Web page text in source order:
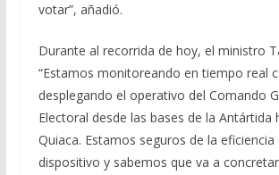
votar”, añadió.
Durante al recorrida de hoy, el ministro
“Estamos monitoreando en tiempo real
desplegando el operativo del Comando
Electoral desde las bases de la Antártida
Quiaca. Estamos seguros de la eficiencia
dispositivo y sabemos que va a